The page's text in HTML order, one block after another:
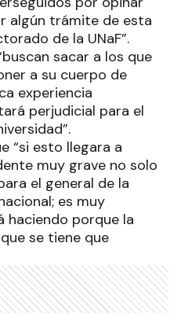
algún trámite de esta
de la UNaF”.
sacar a los que
a su cuerpo de
experiencia
perjudicial para el
“si esto llegara a
muy grave no solo
el general de la
es muy
haciendo porque la
se tiene que